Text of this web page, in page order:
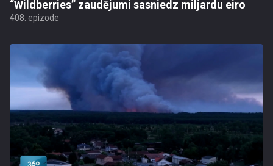
“Wildberries” zaudējumi sasniedz miljardu eiro
408. epizode